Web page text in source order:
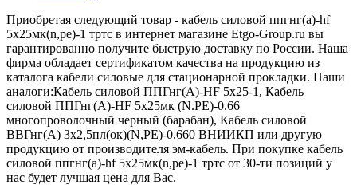
Приобретая следующий товар - кабель силовой ппгнг(а)-hf
5х25мк(n,pe)-1 тртс в интернет магазине Etgo-Group.ru вы
гарантированно получите быструю доставку по России. Наша
фирма обладает сертификатом качества на продукцию из
каталога кабели силовые для стационарной прокладки. Наши
аналоги:Кабель силовой ППГнг(А)-HF 5х25-1, Кабель
силовой ППГнг(А)-HF 5х25мк (N.PE)-0.66
многопроволочный черный (барабан), Кабель силовой
ВВГнг(А) 3х2,5пл(ок)(N,PE)-0,660 ВНИИКП или другую
продукцию от производителя эм-кабель. При покупке кабель
силовой ппгнг(а)-hf 5х25мк(n,pe)-1 тртс от 30-ти позиций у
нас будет лучшая цена для Вас.